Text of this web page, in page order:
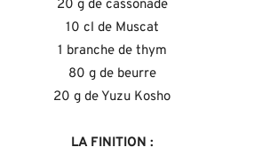
20 g de cassonade
10 cl de Muscat
1 branche de thym
80 g de beurre
20 g de Yuzu Kosho
LA FINITION :